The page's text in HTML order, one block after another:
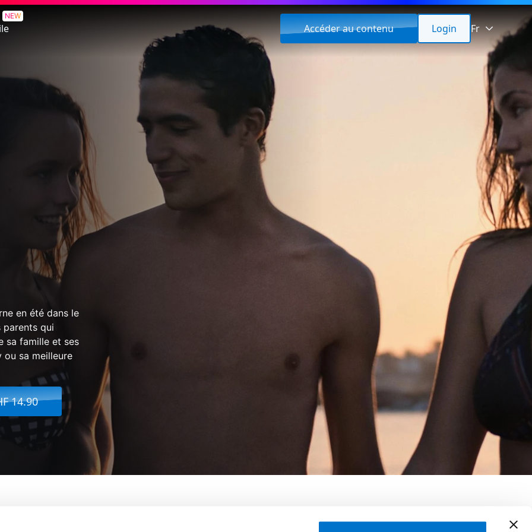
NEW
Accéder au contenu Login Fr
en été dans le
parents qui
sa famille et ses
ou sa meilleure
14.90